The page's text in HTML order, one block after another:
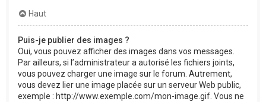
Haut
Puis-je publier des images ?
Oui, vous pouvez afficher des images dans vos messages.
Par ailleurs, si l’administrateur a autorisé les fichiers joints,
vous pouvez charger une image sur le forum. Autrement,
vous devez lier une image placée sur un serveur Web public,
exemple : http://www.exemple.com/mon-image.gif. Vous ne